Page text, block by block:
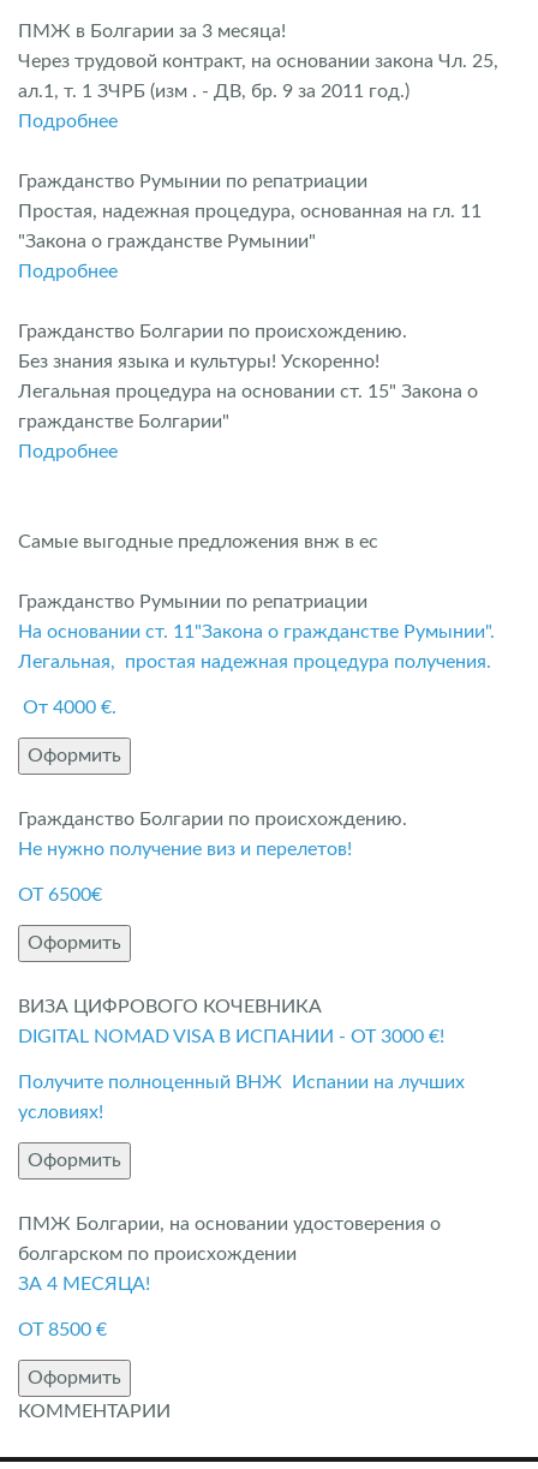
ПМЖ в Болгарии за 3 месяца!
Через трудовой контракт, на основании закона Чл. 25,
ал.1, т. 1 ЗЧРБ (изм . - ДВ, бр. 9 за 2011 год.)
Подробнее
Гражданство Румынии по репатриации
Простая, надежная процедура, основанная на гл. 11
"Закона о гражданстве Румынии"
Подробнее
Гражданство Болгарии по происхождению.
Без знания языка и культуры! Ускоренно!
Легальная процедура на основании ст. 15" Закона о
гражданстве Болгарии"
Подробнее
Самые выгодные предложения внж в ес
Гражданство Румынии по репатриации
На основании ст. 11"Закона о гражданстве Румынии".
Легальная, простая надежная процедура получения.
От 4000 €.
Оформить
Гражданство Болгарии по происхождению.
Не нужно получение виз и перелетов!
ОТ 6500€
Оформить
ВИЗА ЦИФРОВОГО КОЧЕВНИКА
DIGITAL NOMAD VISA В ИСПАНИИ - ОТ 3000 €!
Получите полноценный ВНЖ Испании на лучших
условиях!
Оформить
ПМЖ Болгарии, на основании удостоверения о
болгарском по происхождении
ЗА 4 МЕСЯЦА!
ОТ 8500 €
Оформить
КОММЕНТАРИИ